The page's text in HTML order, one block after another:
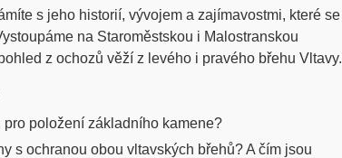
s jeho historií, vývojem a zajímavostmi, které se
na Staroměstskou i Malostranskou
z ochozů věží z levého i pravého břehu Vltavy.
položení základního kamene?
s ochranou obou vltavských břehů? A čím jsou